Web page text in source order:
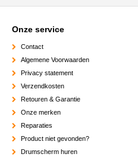
Onze service
Contact
Algemene Voorwaarden
Privacy statement
Verzendkosten
Retouren & Garantie
Onze merken
Reparaties
Product niet gevonden?
Drumscherm huren